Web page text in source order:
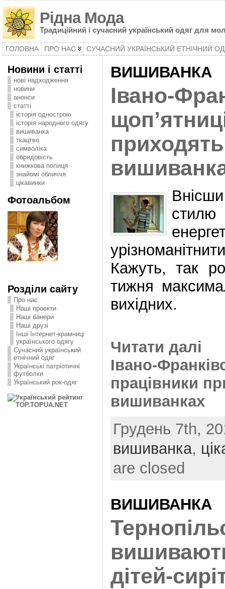
Рідна Мода
Традиційний і сучасний український одяг для
ГОЛОВНА ПРО НАС СУЧАСНИЙ УКРАЇНСЬКИЙ ЕТНІЧНИЙ
Новини і статті
нові надходження
новини
анонси
статті
історія однострою
історія народного одягу
вишиванка
ткацтво
символіка
oбрядовість
книжкова полиця
знайомі обличчя
цікавинки
Фотоальбом
Розділи сайту
Про нас
Наші проекти
Наші банери
Наші друзі
Інші Інтернет-крамниці
українського одягу
Сучасний український
етнічний одяг
Українські патріотичні
футболки
Український рок-одяг
ВИШИВАНКА
Івано-
Кажуть, так
тижня
вихідних.
Читати далі
Івано-
працівники
вишиванках
Грудень 7th,
вишиванка,
are closed
ВИШИВАНКА
дітей-